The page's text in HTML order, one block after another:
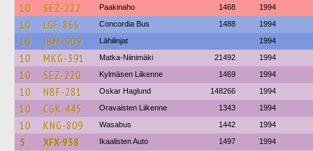
10 SEZ-222 Paakinaho 1468 1994
10 LGF-866 Concordia Bus 1488 1994
10 JBM-909 Lähilinjat 1994
10 MKG-391 Matka-Niinimäki 21492 1994
10 SEZ-220 Kylmäsen Liikenne 1469 1994
10 NBF-281 Oskar Haglund 148266 1994
10 CGK-445 Oravaisten Liikenne 1343 1994
10 KNG-809 Wasabus 1442 1994
5 XFX-938 Ikaalisten Auto 1497 1994